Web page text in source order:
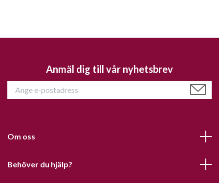
Anmäl dig till vår nyhetsbrev
Om oss
Behöver du hjälp?